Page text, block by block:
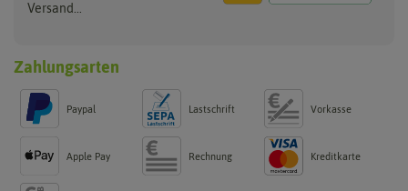
Versand...
Zahlungsarten
Paypal Lastschrift Vorkasse
Apple Pay Rechnung Kreditkarte